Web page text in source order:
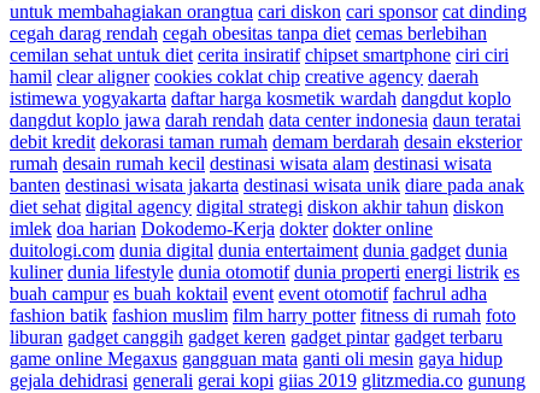
untuk membahagiakan orangtua cari diskon cari sponsor cat dinding
cegah darag rendah cegah obesitas tanpa diet cemas berlebihan
cemilan sehat untuk diet cerita insiratif chipset smartphone ciri ciri
hamil clear aligner cookies coklat chip creative agency daerah
istimewa yogyakarta daftar harga kosmetik wardah dangdut koplo
dangdut koplo jawa darah rendah data center indonesia daun teratai
debit kredit dekorasi taman rumah demam berdarah desain eksterior
rumah desain rumah kecil destinasi wisata alam destinasi wisata
banten destinasi wisata jakarta destinasi wisata unik diare pada anak
diet sehat digital agency digital strategi diskon akhir tahun diskon
imlek doa harian Dokodemo-Kerja dokter dokter online
duitologi.com dunia digital dunia entertaiment dunia gadget dunia
kuliner dunia lifestyle dunia otomotif dunia properti energi listrik es
buah campur es buah koktail event event otomotif fachrul adha
fashion batik fashion muslim film harry potter fitness di rumah foto
liburan gadget canggih gadget keren gadget pintar gadget terbaru
game online Megaxus gangguan mata ganti oli mesin gaya hidup
gejala dehidrasi generali gerai kopi giias 2019 glitzmedia.co gunung